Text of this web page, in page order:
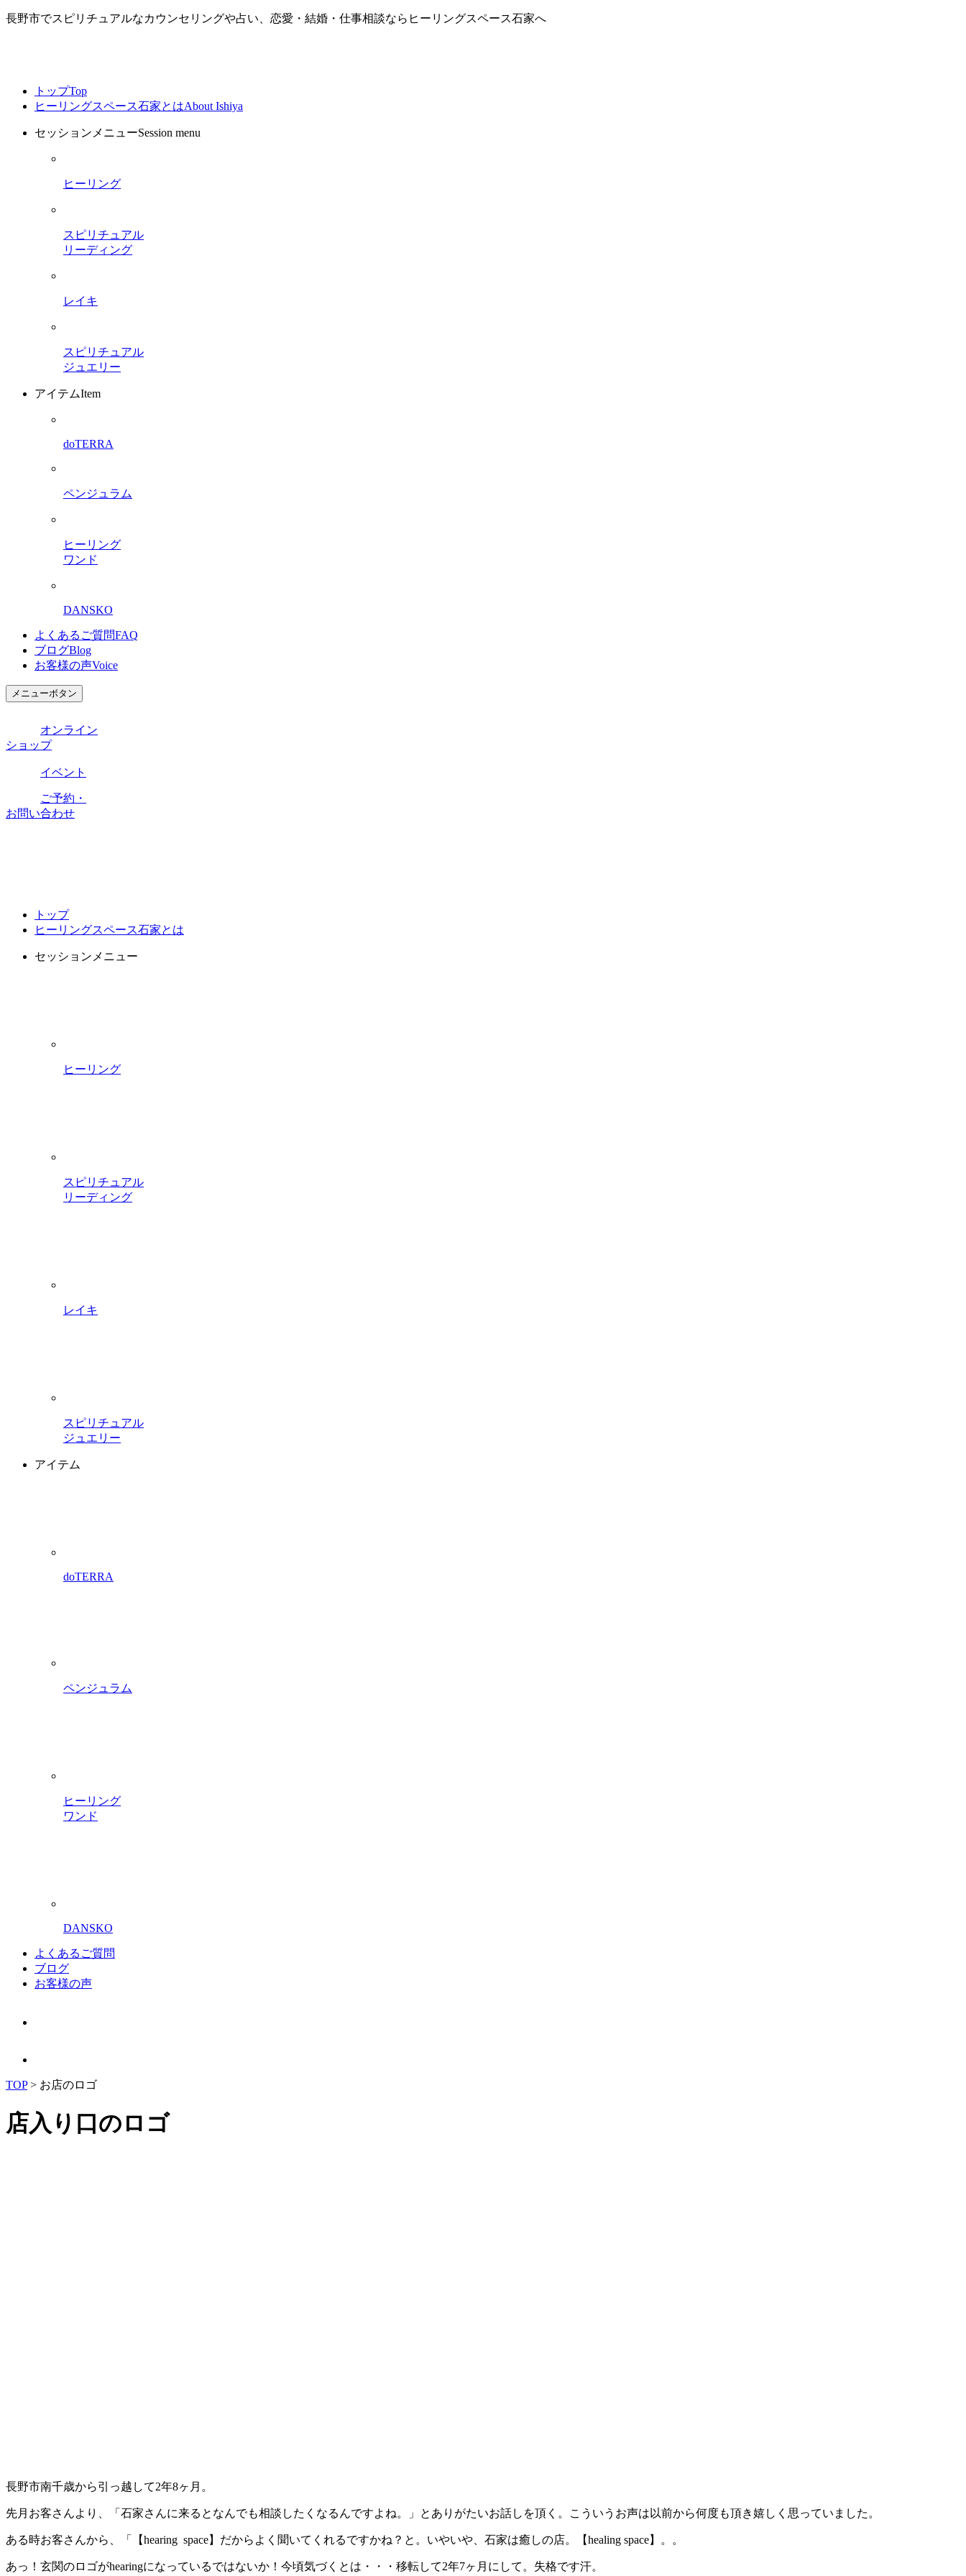
長野市でスピリチュアルなカウンセリングや占い、恋愛・結婚・仕事相談ならヒーリングスペース石家へ
トップTop
ヒーリングスペース石家とはAbout Ishiya
セッションメニューSession menu
ヒーリング
スピリチュアル
リーディング
レイキ
スピリチュアル
ジュエリー
アイテムItem
doTERRA
ペンジュラム
ヒーリング
ワンド
DANSKO
よくあるご質問FAQ
ブログBlog
お客様の声Voice
メニューボタン
オンライン
ショップ
イベント
ご予約・
お問い合わせ
トップ
ヒーリングスペース石家とは
セッションメニュー
ヒーリング
スピリチュアル
リーディング
レイキ
スピリチュアル
ジュエリー
アイテム
doTERRA
ペンジュラム
ヒーリング
ワンド
DANSKO
よくあるご質問
ブログ
お客様の声
TOP> お店のロゴ
店入り口のロゴ
長野市南千歳から引っ越して2年8ヶ月。
先月お客さんより、「石家さんに来るとなんでも相談したくなるんですよね。」とありがたいお話しを頂く。こういうお声は以前から何度も頂き嬉しく思っていました。
ある時お客さんから、「【hearing space】だからよく聞いてくれるですかね？と。いやいや、石家は癒しの店。【healing space】。。
あっ！玄関のロゴがhearingになっているではないか！今頃気づくとは・・・移転して2年7ヶ月にして。失格です汗。